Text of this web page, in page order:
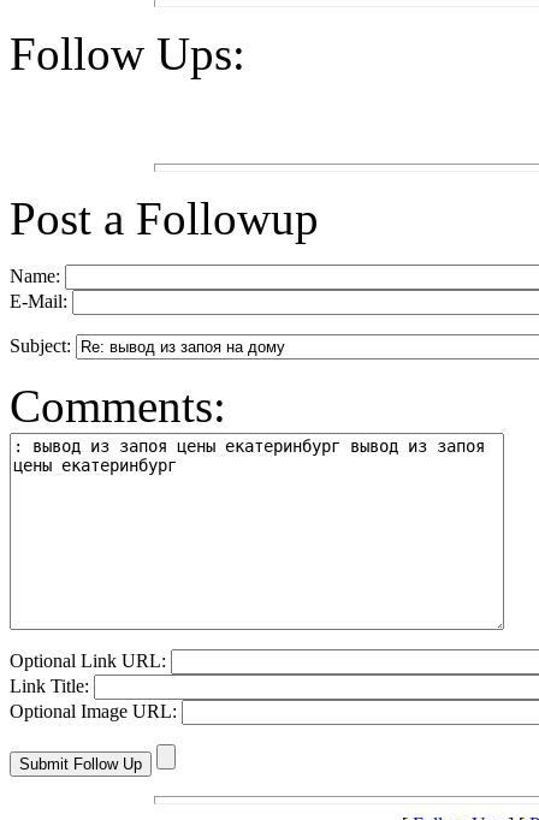
Follow Ups:
Post a Followup
Name:
E-Mail:
Subject:
Comments:
Optional Link URL:
Link Title:
Optional Image URL: